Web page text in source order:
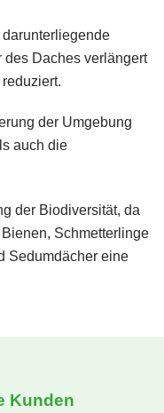
des Daches verlängert
der Umgebung
auch die
der Biodiversität, da
Schmetterlinge
Sedumdächer eine
Kunden